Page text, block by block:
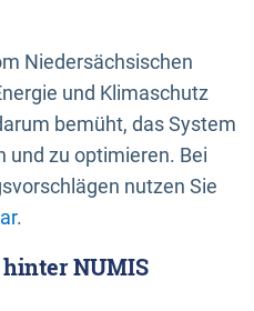
Niedersächsischen
und Klimaschutz
bemüht, das System
und zu optimieren. Bei
nutzen Sie
.
NUMIS